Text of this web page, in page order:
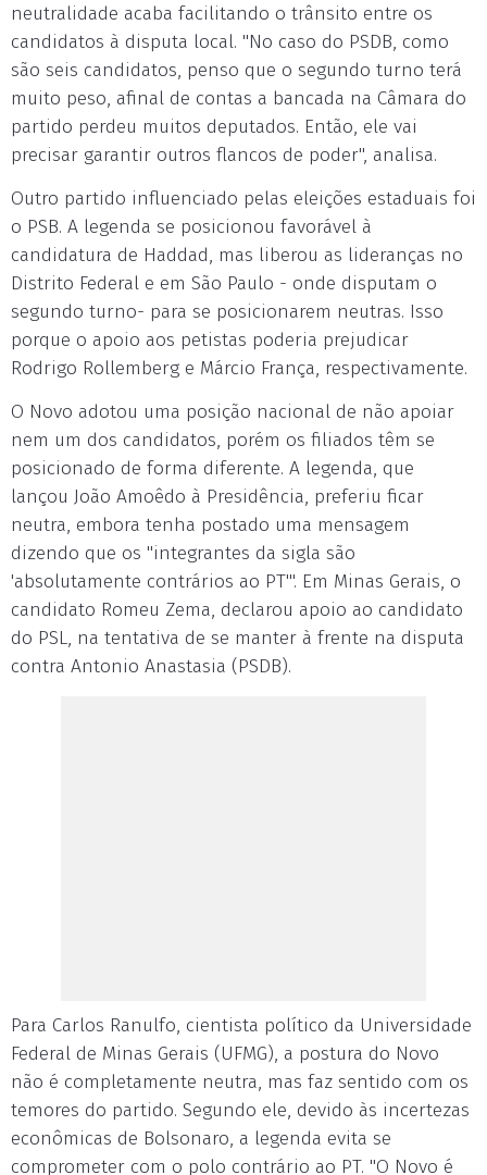
neutralidade acaba facilitando o trânsito entre os
candidatos à disputa local. "No caso do PSDB, como
são seis candidatos, penso que o segundo turno terá
muito peso, afinal de contas a bancada na Câmara do
partido perdeu muitos deputados. Então, ele vai
precisar garantir outros flancos de poder", analisa.
Outro partido influenciado pelas eleições estaduais foi
o PSB. A legenda se posicionou favorável à
candidatura de Haddad, mas liberou as lideranças no
Distrito Federal e em São Paulo - onde disputam o
segundo turno- para se posicionarem neutras. Isso
porque o apoio aos petistas poderia prejudicar
Rodrigo Rollemberg e Márcio França, respectivamente.
O Novo adotou uma posição nacional de não apoiar
nem um dos candidatos, porém os filiados têm se
posicionado de forma diferente. A legenda, que
lançou João Amoêdo à Presidência, preferiu ficar
neutra, embora tenha postado uma mensagem
dizendo que os "integrantes da sigla são
'absolutamente contrários ao PT'". Em Minas Gerais, o
candidato Romeu Zema, declarou apoio ao candidato
do PSL, na tentativa de se manter à frente na disputa
contra Antonio Anastasia (PSDB).
Para Carlos Ranulfo, cientista político da Universidade
Federal de Minas Gerais (UFMG), a postura do Novo
não é completamente neutra, mas faz sentido com os
temores do partido. Segundo ele, devido às incertezas
econômicas de Bolsonaro, a legenda evita se
comprometer com o polo contrário ao PT. "O Novo é